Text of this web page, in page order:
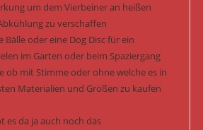
um dem Vierbeiner an heißen
zu verschaffen
Bälle oder eine Dog Disc für ein
im Garten oder beim Spaziergang
ob mit Stimme oder ohne welche es in
Materialien und Größen zu kaufen
es da ja auch noch das